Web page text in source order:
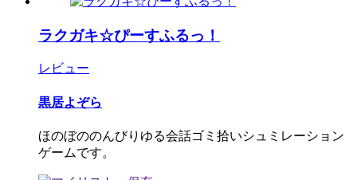
ラクガキ☆ぴーすふるっ！
レビュー
黒居よぞら
ほのぼののんびりゆる会話ゴミ拾いシュミレーション
ゲームです。